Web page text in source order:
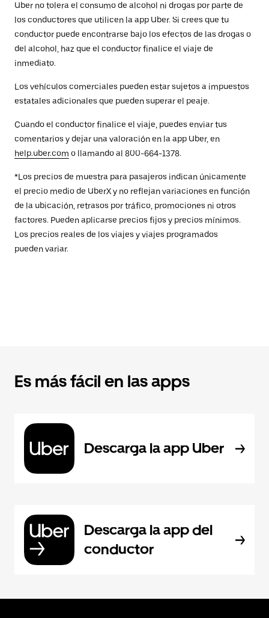
Uber no tolera el consumo de alcohol ni drogas por parte de
los conductores que utilicen la app Uber. Si crees que tu
conductor puede encontrarse bajo los efectos de las drogas o
del alcohol, haz que el conductor finalice el viaje de
inmediato.
Los vehículos comerciales pueden estar sujetos a impuestos
estatales adicionales que pueden superar el peaje.
Cuando el conductor finalice el viaje, puedes enviar tus
comentarios y dejar una valoración en la app Uber, en
help.uber.com o llamando al 800-664-1378.
*Los precios de muestra para pasajeros indican únicamente
el precio medio de UberX y no reflejan variaciones en función
de la ubicación, retrasos por tráfico, promociones ni otros
factores. Pueden aplicarse precios fijos y precios mínimos.
Los precios reales de los viajes y viajes programados
pueden variar.
Es más fácil en las apps
Descarga la app Uber
Descarga la app del
conductor